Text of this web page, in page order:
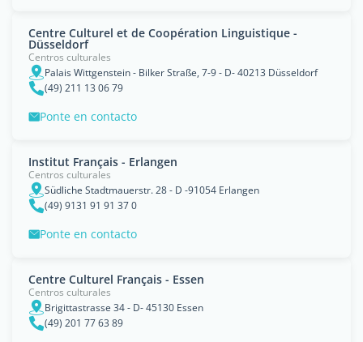
Centre Culturel et de Coopération Linguistique -
Düsseldorf
Centros culturales
Palais Wittgenstein - Bilker Straße, 7-9 - D- 40213 Düsseldorf
(49) 211 13 06 79
Ponte en contacto
Institut Français - Erlangen
Centros culturales
Südliche Stadtmauerstr. 28 - D -91054 Erlangen
(49) 9131 91 91 37 0
Ponte en contacto
Centre Culturel Français - Essen
Centros culturales
Brigittastrasse 34 - D- 45130 Essen
(49) 201 77 63 89